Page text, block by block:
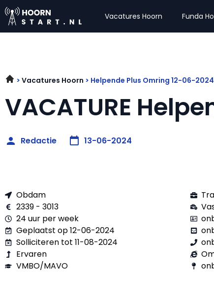
Vacatures Hoorn Funda
Vacatures Hoorn Helpende Plus Omring 12-06-2024
VACATURE
Redactie 13-06-2024
Obdam
2339 - 3013
24 uur per week
Geplaatst op 12-06-2024
Solliciteren tot 11-08-2024
Ervaren
VMBO/MAVO